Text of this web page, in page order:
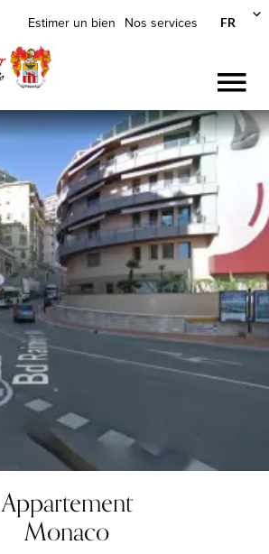
Estimer un bien Nos services FR
Appartement
Monaco